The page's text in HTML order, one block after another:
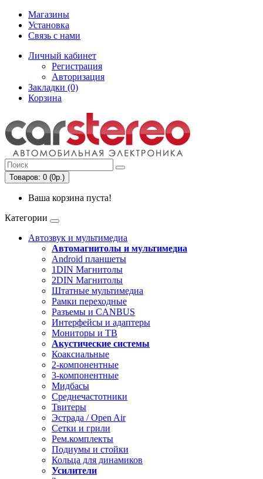
Магазины
Установка
Связь с нами
Личный кабинет
Регистрация
Авторизация
Закладки (0)
Корзина
Товаров: 0 (0р.)
Ваша корзина пуста!
Категории
Автозвук и мультимедиа
Автомагнитолы и мультимедиа
Android планшеты
1DIN Магнитолы
2DIN Магнитолы
Штатные мультимедиа
Рамки переходные
Разъемы и CANBUS
Интерфейсы и адаптеры
Мониторы и ТВ
Акустические системы
Коаксиальные
2-компонентные
3-компонентные
Мидбасы
Среднечастотники
Твитеры
Эстрада / Open Air
Сетки и грили
Рем.комплекты
Подиумы и стойки
Кольца для динамиков
Усилители